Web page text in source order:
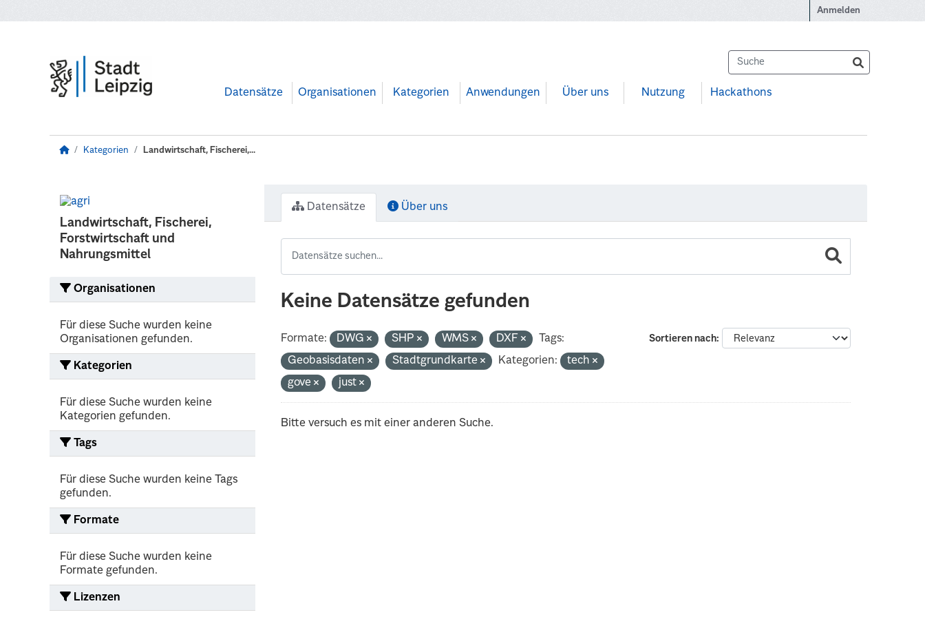
Anmelden
Datensätze Organisationen Kategorien Anwendungen Über uns Nutzung Hackathons
Kategorien Landwirtschaft, Fischerei,...
Landwirtschaft, Fischerei,
Forstwirtschaft und
Nahrungsmittel
Organisationen
Für diese Suche wurden keine
Organisationen gefunden.
Kategorien
Für diese Suche wurden keine
Kategorien gefunden.
Tags
Für diese Suche wurden keine Tags
gefunden.
Formate
Für diese Suche wurden keine
Formate gefunden.
Lizenzen
Datensätze Über uns
Keine Datensätze gefunden
Sortieren nach
Formate: DWG SHP WMS DXF
Tags:
Geobasisdaten
Stadtgrundkarte Kategorien:
tech
gove
just
Bitte versuch es mit einer anderen Suche.